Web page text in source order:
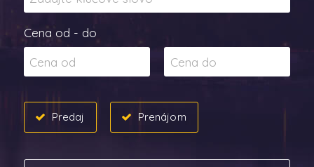
Cena od - do
Predaj Prenájom